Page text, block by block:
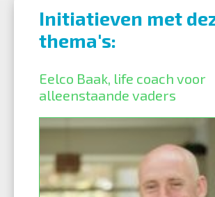
Initiatieven met
thema's:
Eelco Baak, life coach voor
alleenstaande vaders